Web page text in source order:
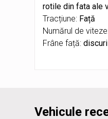
rotile din fata ale
Tracțiune: Față
Numărul de
Frâne față:
Vehicule